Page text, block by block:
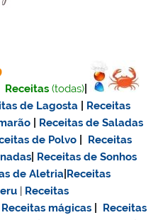
Receitas (todas)
de Lagosta
Receitas
Receitas de Saladas
de Polvo
Receitas
Receitas de Sonhos
de Aletria Receitas
| Receitas
Receitas mágicas
Receitas